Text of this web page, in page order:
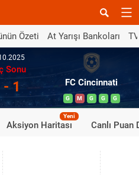
Özeti At Yarışı Bankoları
Sonu
- 1 FC Cincinnati
G M G G G
Aksiyon Haritası
Yeni
Canlı Puan